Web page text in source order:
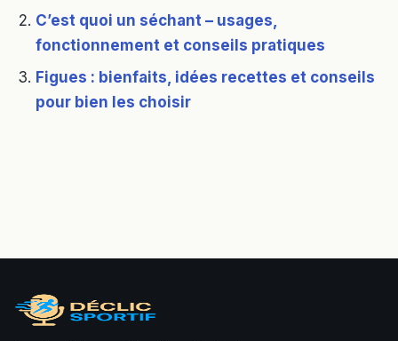
C’est quoi un séchant – usages,
fonctionnement et conseils pratiques
Figues : bienfaits, idées recettes et conseils
pour bien les choisir